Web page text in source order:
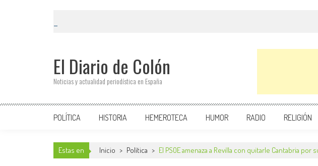
El Diario de Colón
Noticias y actualidad periodística en España
POLÍTICA HISTORIA HEMEROTECA HUMOR RADIO RELIGIÓN
Estas en Inicio > Política > El PSOE amenaza a Revilla con quitarle Cantabria por